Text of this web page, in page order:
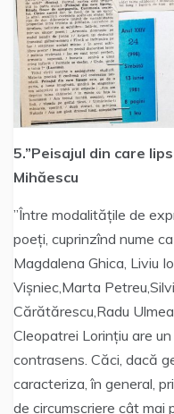
5.”Peisajul din care
Mihăescu
”Între modalitățile de
poeți, cuprinzînd nume
Magdalena Ghica, Liviu
Vișniec,Marta
Cărătărescu,Radu
Cleopatrei Lorințiu are
contrasens. Căci, dacă
caracteriza, în general,
de circumscriere cât mai